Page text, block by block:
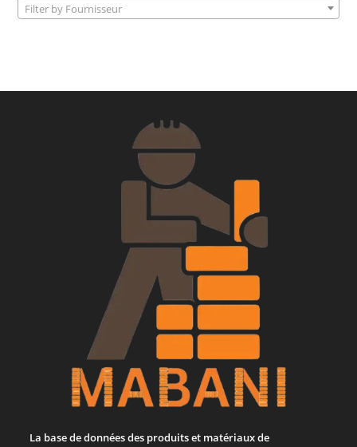
Filter by Fournisseur
La base de données des produits et matériaux de